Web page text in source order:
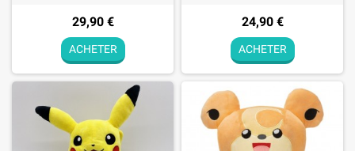
29,90 €
ACHETER
24,90 €
ACHETER